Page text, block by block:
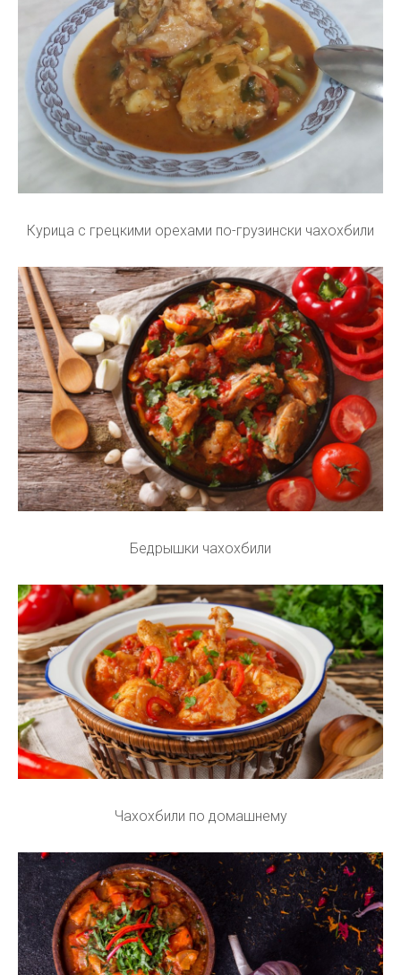
Курица с грецкими орехами по-грузински чахохбили
Бедрышки чахохбили
Чахохбили по домашнему